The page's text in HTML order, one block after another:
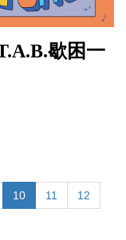
歇困一
10 11 12